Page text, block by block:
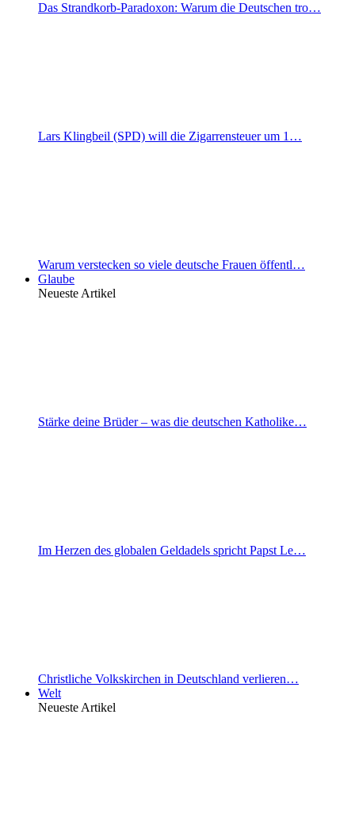
Das Strandkorb-Paradoxon: Warum die Deutschen tro…
Lars Klingbeil (SPD) will die Zigarrensteuer um 1…
Warum verstecken so viele deutsche Frauen öffentl…
Glaube
Neueste Artikel
Stärke deine Brüder – was die deutschen Katholike…
Im Herzen des globalen Geldadels spricht Papst Le…
Christliche Volkskirchen in Deutschland verlieren…
Welt
Neueste Artikel